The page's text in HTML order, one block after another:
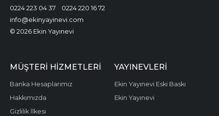
0224 223 04 37
0224 220 16 72
info@ekinyayinevi.com
© 2026 Ekin Yayınevi
MÜŞTERI HIZMETLERI
Banka Hesaplarımız
Hakkımızda
Gizlilik İlkesi
YAYINEVLERI
Ekin Yayınevi Eski Baskı
Ekin Yayınevi